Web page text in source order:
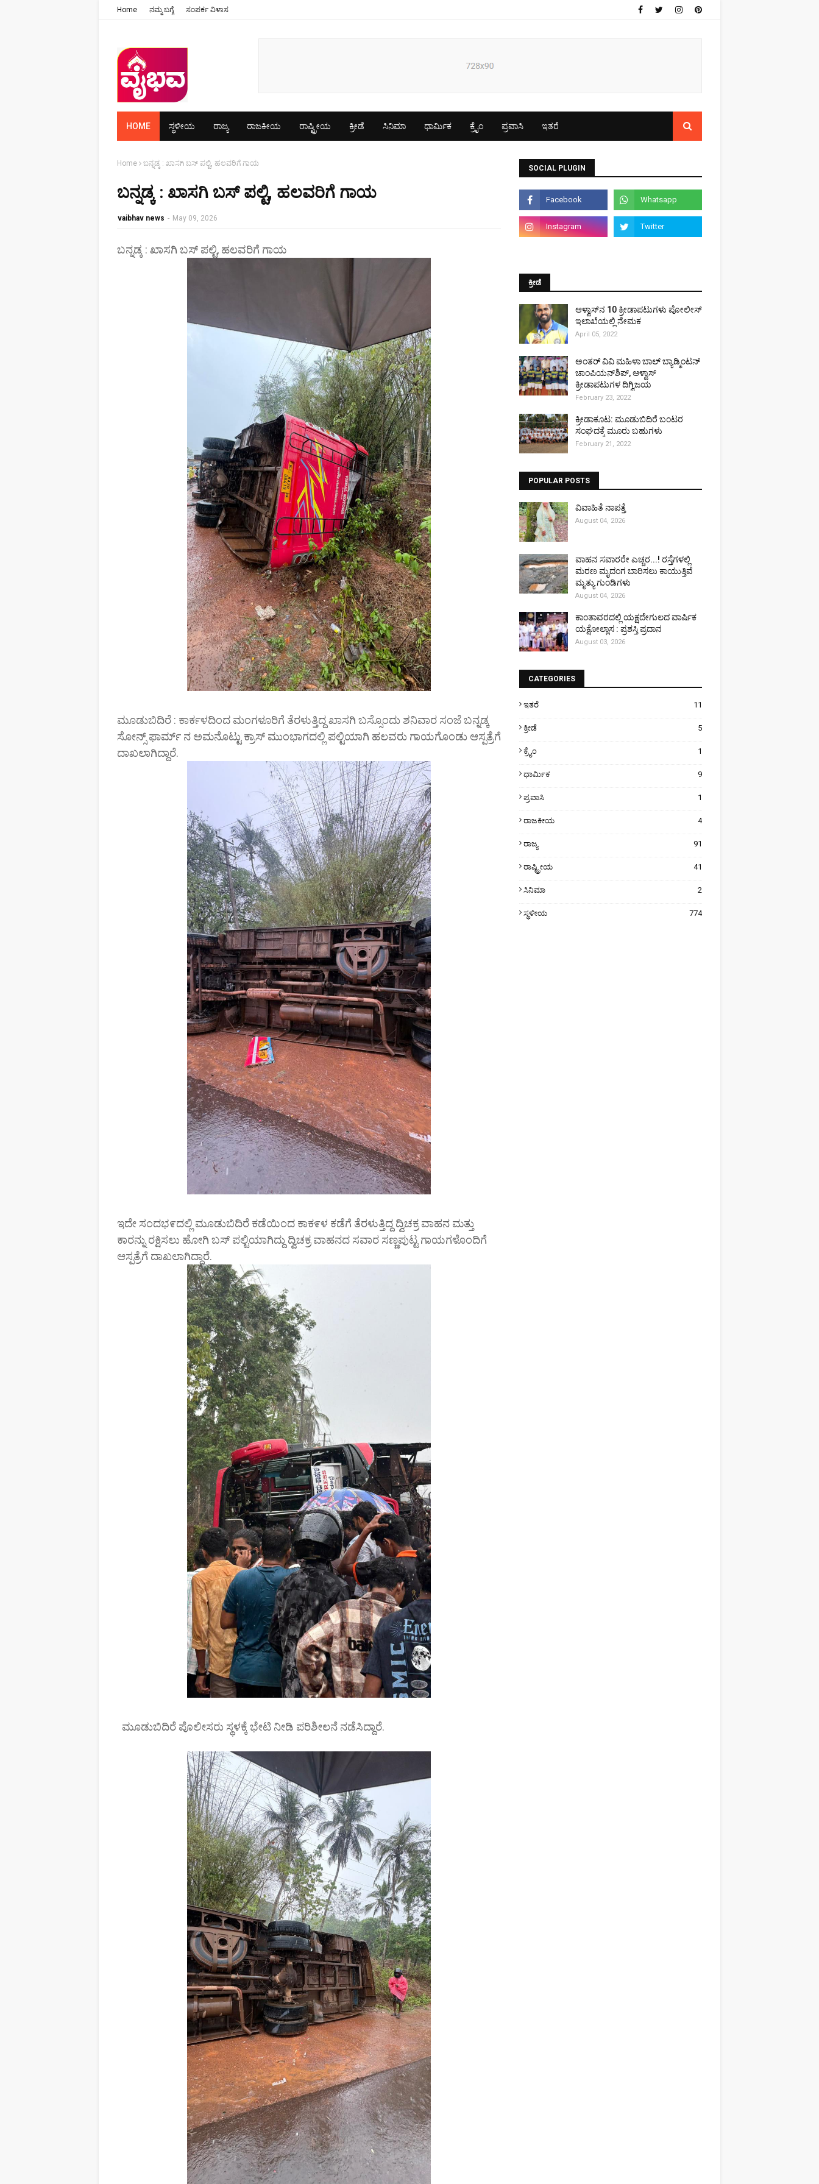
Home ನಮ್ಮ ಬಗ್ಗೆ ಸಂಪರ್ಕ ವಿಳಾಸ
HOME ಸ್ಥಳೀಯ ರಾಜ್ಯ ರಾಜಕೀಯ ರಾಷ್ಟ್ರೀಯ ಕ್ರೀಡೆ ಸಿನಿಮಾ ಧಾರ್ಮಿಕ ಕ್ರೈಂ ಪ್ರವಾಸಿ ಇತರೆ
Home ಬನ್ನಡ್ಕ : ಖಾಸಗಿ ಬಸ್ ಪಲ್ಟಿ, ಹಲವರಿಗೆ ಗಾಯ
ಬನ್ನಡ್ಕ : ಖಾಸಗಿ ಬಸ್ ಪಲ್ಟಿ, ಹಲವರಿಗೆ ಗಾಯ
vaibhav news - May 09, 2026
ಬನ್ನಡ್ಕ : ಖಾಸಗಿ ಬಸ್ ಪಲ್ಟಿ, ಹಲವರಿಗೆ ಗಾಯ
ಮೂಡುಬಿದಿರೆ : ಕಾರ್ಕಳದಿಂದ ಮಂಗಳೂರಿಗೆ ತೆರಳುತ್ತಿದ್ದ ಖಾಸಗಿ ಬಸ್ಸೊಂದು ಶನಿವಾರ ಸಂಜೆ ಬನ್ನಡ್ಕ
ಸೋನ್ಸ್ ಫಾರ್ಮ್ ನ ಅಮನೊಟ್ಟು ಕ್ರಾಸ್ ಮುಂಭಾಗದಲ್ಲಿ ಪಲ್ಟಿಯಾಗಿ ಹಲವರು ಗಾಯಗೊಂಡು ಆಸ್ಪತ್ರೆಗೆ
ದಾಖಲಾಗಿದ್ದಾರೆ.
ಇದೇ ಸಂದಭ೯ದಲ್ಲಿ ಮೂಡುಬಿದಿರೆ ಕಡೆಯಿಂದ ಕಾಕ೯ಳ ಕಡೆಗೆ ತೆರಳುತ್ತಿದ್ದ ದ್ವಿಚಕ್ರ ವಾಹನ ಮತ್ತು
ಕಾರನ್ನು ರಕ್ಷಿಸಲು ಹೋಗಿ ಬಸ್ ಪಲ್ಟಿಯಾಗಿದ್ದು ದ್ವಿಚಕ್ರ ವಾಹನದ ಸವಾರ ಸಣ್ಣಪುಟ್ಟ ಗಾಯಗಳೊಂದಿಗೆ
ಆಸ್ಪತ್ರೆಗೆ ದಾಖಲಾಗಿದ್ದಾರೆ.
ಮೂಡುಬಿದಿರೆ ಪೊಲೀಸರು ಸ್ಥಳಕ್ಕೆ ಭೇಟಿ ನೀಡಿ ಪರಿಶೀಲನೆ ನಡೆಸಿದ್ದಾರೆ.
SOCIAL PLUGIN
ಕ್ರೀಡೆ
ಆಳ್ವಾಸ್‌ನ 10 ಕ್ರೀಡಾಪಟುಗಳು ಪೋಲೀಸ್
ಇಲಾಖೆಯಲ್ಲಿ ನೇಮಕ
April 05, 2022
ಅಂತರ್ ವಿವಿ ಮಹಿಳಾ ಬಾಲ್ ಬ್ಯಾಡ್ಮಿಂಟನ್
ಚಾಂಪಿಯನ್‌ಶಿಪ್, ಆಳ್ವಾಸ್
ಕ್ರೀಡಾಪಟುಗಳ ದಿಗ್ವಿಜಯ
February 23, 2022
ಕ್ರೀಡಾಕೂಟ: ಮೂಡುಬಿದಿರೆ ಬಂಟರ
ಸಂಘದಕ್ಕೆ ಮೂರು ಬಹುಗಳು
February 21, 2022
POPULAR POSTS
ವಿವಾಹಿತೆ ನಾಪತ್ತೆ
August 04, 2026
ವಾಹನ ಸವಾರರೇ ಎಚ್ಚರ...! ರಸ್ತೆಗಳಲ್ಲಿ
ಮರಣ ಮೃದಂಗ ಬಾರಿಸಲು ಕಾಯುತ್ತಿವೆ
ಮೃತ್ಯು ಗುಂಡಿಗಳು
August 04, 2026
ಕಾಂತಾವರದಲ್ಲಿ ಯಕ್ಷದೇಗುಲದ ವಾರ್ಷಿಕ
ಯಕ್ಷೋಲ್ಲಾಸ : ಪ್ರಶಸ್ತಿ ಪ್ರದಾನ
August 03, 2026
CATEGORIES
ಇತರೆ 11
ಕ್ರೀಡೆ 5
ಕ್ರೈಂ 1
ಧಾರ್ಮಿಕ 9
ಪ್ರವಾಸಿ 1
ರಾಜಕೀಯ 4
ರಾಜ್ಯ 91
ರಾಷ್ಟ್ರೀಯ 41
ಸಿನಿಮಾ 2
ಸ್ಥಳೀಯ 774